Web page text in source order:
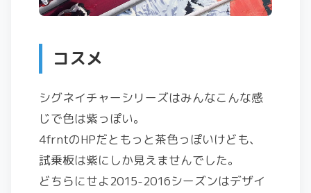
コスメ
シグネイチャーシリーズはみんなこんな感
じで色は紫っぽい。
4frntのHPだともっと茶色っぽいけども、
試乗板は紫にしか見えませんでした。
どちらにせよ2015-2016シーズンはデザイ